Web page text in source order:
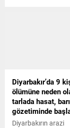
harekete geçti.
Cumhuriyet
Adana Et
Müdürlüğündeki 2
gözaltına alındığını
Diyarbakır’da 9
ölümüne neden
tarlada hasat,
gözetiminde
Diyarbakırın arazi